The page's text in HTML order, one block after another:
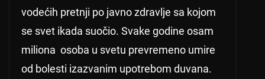
vodećih pretnji po javno zdravlje sa kojom
se svet ikada suočio. Svake godine osam
miliona osoba u svetu prevremeno umire
od bolesti izazvanim upotrebom duvana.